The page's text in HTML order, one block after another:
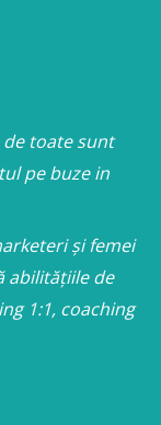
de toate sunt
pe buze in
și femei
abilitățiile de
1:1, coaching